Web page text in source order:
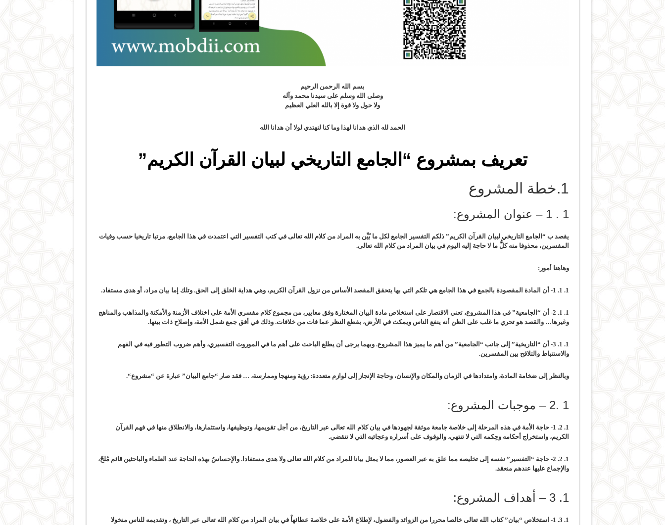
بسم الله الرحمن الرحيم
وصلى الله وسلم على سيدنا محمد وآله
ولا حول ولا قوة إلا بالله العلي العظيم
الحمد لله الذي هدانا لهذا وما كنا لنهتدي لولا أن هدانا الله
تعريف بمشروع “الجامع التاريخي لبيان القرآن الكريم”
1.خطة المشروع
1 . 1 – عنوان المشروع:
يقصد ب “ الجامع التاريخي لبيان القرآن الكريم” ذلكم التفسير الجامع لكل ما بُيِّن به المراد من كلام الله تعالى في كتب التفسير التي اعتمدت في هذا الجامع، مرتبا تاريخيا حسب وفيات
المفسرين،محذوفا منه كلُّ ما لا حاجة إليه اليوم في بيان المراد من كلام الله تعالى.
وهاهنا أمور:
1. 1. 1- أن المادة المقصودة بالجمع في هذا الجامع هي تلكم التي بها يتحقق المقصد الأساس من نزول القرآن الكريم، وهي هداية الخلق إلى الحق. وتلك إما بيان مراد، أو هدى مستفاد.
1. 1. 2- أن “الجامعية”في هذا المشروع، تعني الاقتصار على استخلاص مادة البيان المختارة وفق معايير، من مجموع كلام مفسري الأمة على اختلاف الأزمنة والأمكنة والمذاهب والمناهج
وغيرها… والقصد هو تحري ما غلب على الظن أنه ينفع الناس ويمكث في الأرض، بقطع النظر عما فات من خلافات. وذلك في أفق جمع شمل الأمة، وإصلاح ذات بينها.
1. 1. 3- أن “التاريخية” إلى جانب “الجامعية” من أهم ما يميز هذا المشروع.
وبهما يرجى أن يطلع الباحث على أهم ما في الموروث التفسيري، وأهم ضروب التطور فيه في الفهم
والاستنباط والتلاقح بين المفسرين.
وبالنظر إلى ضخامة المادة، وامتدادها في الزمان والمكان والإنسان، وحاجة الإنجاز إلى لوازم متعددة: رؤية ومنهجا وممارسة، … فقد صار “جامع البيان” عبارة عن “مشروع“.
1 .2 – موجبات المشروع:
1. 2. 1- حاجة الأمة في هذه المرحلة إلى خلاصة جامعة موثقة لجهودها في بيان كلام الله تعالى عبر التاريخ،
من أجل تقويمها، وتوظيفها، واستثمارها، والانطلاق منها في فهم القرآن
الكريم، واستخراج أحكامه وحِكمه التي لا تنتهي، والوقوف على أسراره وعجائبه التي لا تنقضي.
1. 2. 2- حاجة “التفسير” نفسه إلى تخليصه مما علق به عبر العصور،
مما لا يمثل بيانا للمراد من كلام الله تعالى ولا هدى مستفادا. والإحساسُ بهذه الحاجة عند العلماء والباحثين قائم مُلحّ،
والإجماع عليها عندهم منعقد.
1. 3 – أهداف المشروع:
1. 3. 1- استخلاص “بيان” كتاب الله تعالى خالصا محررا من الزوائد والفضول
، لإطلاع الأمة على خلاصة عطائهاْ في بيان المراد من كلام الله تعالى عبر التاريخ ، وتقديمه للناس منخولا